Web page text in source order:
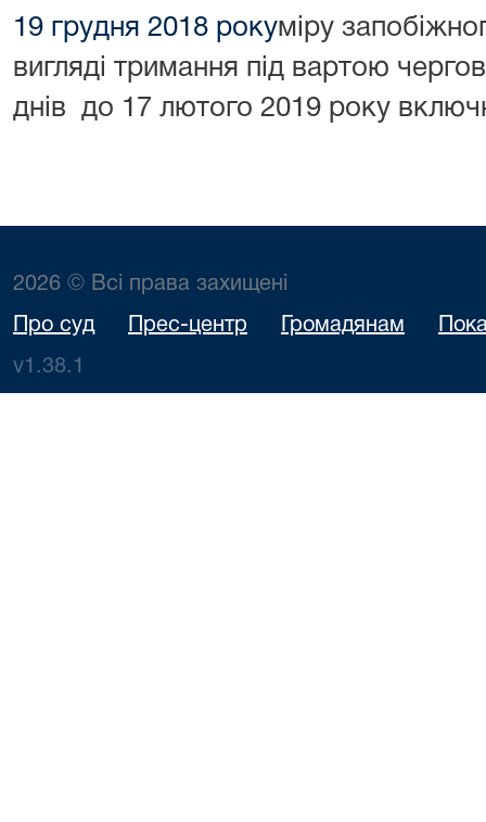
19 грудня 2018 рокуміру
вигляді тримання під вартою
днів до 17 лютого 2019 року
2026 © Всі права захищені
Про суд Прес-центр Громадянам
v1.38.1